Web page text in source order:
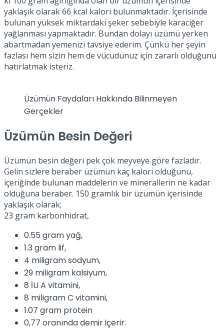
yaklaşık olarak 66 kcal kalori bulunmaktadır. İçerisinde
bulunan yüksek miktardaki şeker sebebiyle karaciğer
yağlanması yapmaktadır. Bundan dolayı üzümü yerken
abartmadan yemenizi tavsiye ederim. Çünkü her şeyin
fazlası hem sizin hem de vücudunuz için zararlı olduğunu
hatırlatmak isteriz.
Üzümün Faydaları Hakkında Bilinmeyen
Gerçekler
Üzümün Besin Değeri
Üzümün besin değeri pek çok meyveye göre fazladır.
Gelin sizlere beraber üzümün kaç kalori olduğunu,
içeriğinde bulunan maddelerin ve minerallerin ne kadar
olduğuna beraber. 150 gramlık bir üzümün içerisinde
yaklaşık olarak;
23 gram karbonhidrat,
0.55 gram yağ,
1.3 gram lif,
4 miligram sodyum,
29 miligram kalsiyum,
8 İU A vitamini,
8 miligram C vitamini,
1.07 gram protein
0,77 oranında demir içerir.